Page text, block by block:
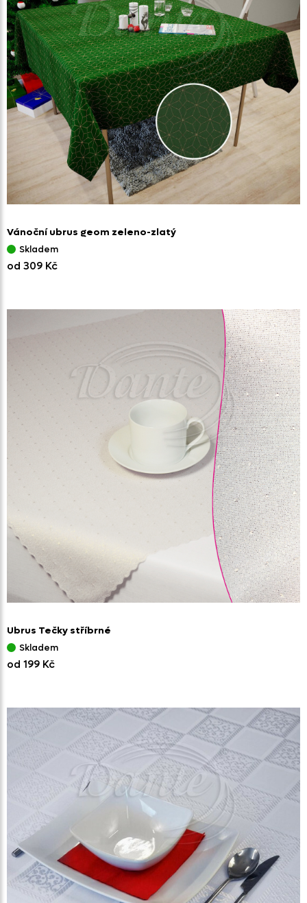
Vánoční ubrus geom zeleno-zlatý
Skladem
od 309 Kč
Ubrus Tečky stříbrné
Skladem
od 199 Kč